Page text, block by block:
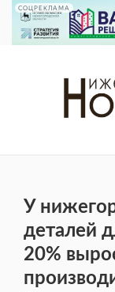
СОЦРЕКЛАМА
У
деталей
20%